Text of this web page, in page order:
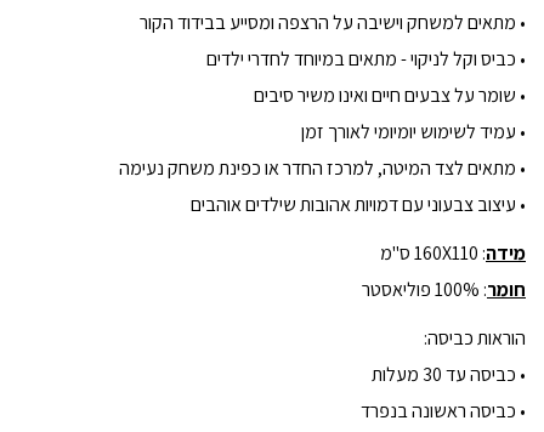
• מתאים למשחק וישיבה על הרצפה ומסייע בבידוד הקור
• כביס וקל לניקוי - מתאים במיוחד לחדרי ילדים
• שומר על צבעים חיים ואינו משיר סיבים
• עמיד לשימוש יומיומי לאורך זמן
• מתאים לצד המיטה, למרכז החדר או כפינת משחק נעימה
• עיצוב צבעוני עם דמויות אהובות שילדים אוהבים
מידה: 160X110 ס"מ
חומר: 100% פוליאסטר
הוראות כביסה:
• כביסה עד 30 מעלות
• כביסה ראשונה בנפרד